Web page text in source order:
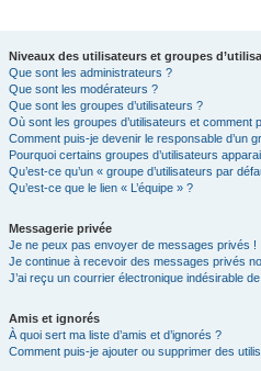
Niveaux des utilisateurs et groupes
Que sont les administrateurs ?
Que sont les modérateurs ?
Que sont les groupes d’utilisateurs ?
Où sont les groupes d’utilisateurs et comment
Comment puis-je devenir le responsable d’un
Pourquoi certains groupes d’utilisateurs
Qu’est-ce qu’un « groupe d’utilisateurs par
Qu’est-ce que le lien « L’équipe » ?
Messagerie privée
Je ne peux pas envoyer de messages privés !
Je continue à recevoir des messages privés
J’ai reçu un courrier électronique indésirable
Amis et ignorés
À quoi sert ma liste d’amis et d’ignorés ?
Comment puis-je ajouter ou supprimer des